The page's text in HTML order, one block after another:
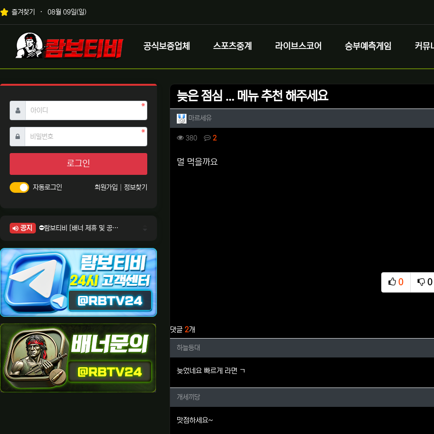
상단 네비
즐겨찾기 08월 09일(일)
메인 메뉴
로고
공식보증업체 스포츠중계 라이브스코어 승부예측게임 커뮤
늦은 점심 ... 메뉴 추천 해주세요
작성자 정보
마르세유작성
컨텐츠 정보
380조회 2댓글
본문
멀 먹을까요
0
추천
0
비
댓글 2개
하늘등대님의 댓글
하늘등대
늦었네요 빠르게 라면 ㄱ
개세끼당님의 댓글
개세끼당
맛점하세요~
아이디 필수
비밀번호필수
로그인
자동로그인 회원가입 정보찾기
공지
⛔람보티비 [배너 제휴 및 공식 입점 문의 안내]
⛔람보티비 [정회원 등급UP! 안내사항]
⛔람보티비 [채팅방 이용시 주의사항]
⛔람보티비 [공식보증업체 안내]